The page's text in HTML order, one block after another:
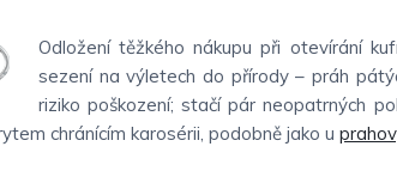
Odložení těžkého nákupu při otevírání
sezení na výletech do přírody – práh
riziko poškození; stačí pár neopatrných
chránícím karosérii, podobně jako u